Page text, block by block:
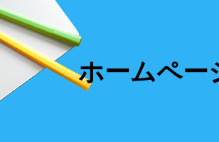
ホームペー